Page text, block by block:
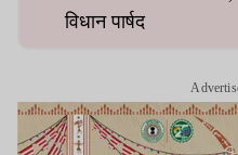
विधान पार्षद